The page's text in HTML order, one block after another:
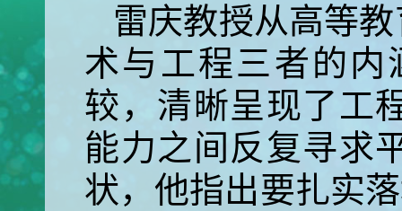
雷庆教授从高等
术与工程三者的
较，清晰呈现了工
能力之间反复寻求
状，他指出要扎实